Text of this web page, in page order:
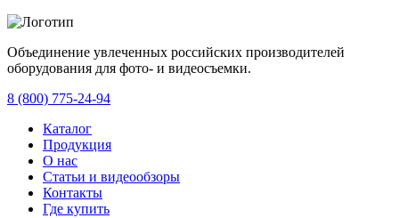
Объединение увлеченных российских производителей
оборудования для фото- и видеосъемки.
8 (800) 775-24-94
Каталог
Продукция
О нас
Статьи и видеообзоры
Контакты
Где купить